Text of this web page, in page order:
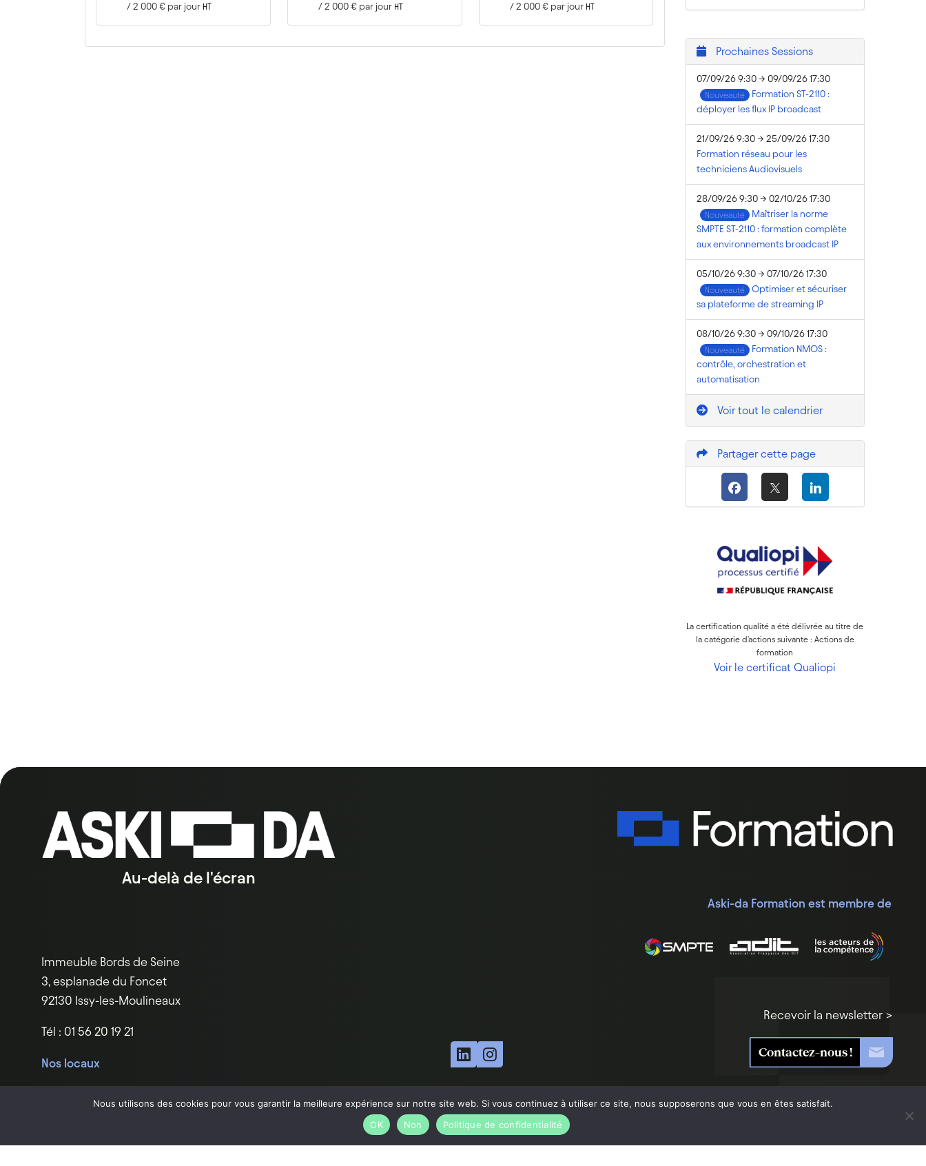
/ 2 000 € par jour HT / 2 000 € par jour HT / 2 000 € par jour HT
Prochaines Sessions
07/09/26 9:30 → 09/09/26 17:30
Nouveauté
Formation ST-2110 :
déployer les flux IP broadcast
21/09/26 9:30 → 25/09/26 17:30
Formation réseau pour les
techniciens Audiovisuels
28/09/26 9:30 → 02/10/26 17:30
Nouveauté
Maîtriser la norme
SMPTE ST-2110 : formation complète
aux environnements broadcast IP
05/10/26 9:30 → 07/10/26 17:30
Nouveauté
Optimiser et sécuriser
sa plateforme de streaming IP
08/10/26 9:30 → 09/10/26 17:30
Nouveauté
Formation NMOS :
contrôle, orchestration et
automatisation
Voir tout le calendrier
Partager cette page
La certification qualité a été délivrée au titre de
la catégorie d'actions suivante : Actions de
formation
Voir le certificat Qualiopi
Au-delà de l'écran
Immeuble Bords de Seine
3, esplanade du Foncet
92130 Issy-les-Moulineaux
Tél : 01 56 20 19 21
Nos locaux
Aski-da Formation est membre de
Recevoir la newsletter >
Contactez-nous !
Règlement intérieur du centre Mentions Légales Politique de confidentialité
Nous utilisons des cookies pour vous garantir la meilleure expérience sur notre site web. Si vous continuez à utiliser ce site, nous supposerons que vous en êtes satisfait.
OK
Non Politique de confidentialité